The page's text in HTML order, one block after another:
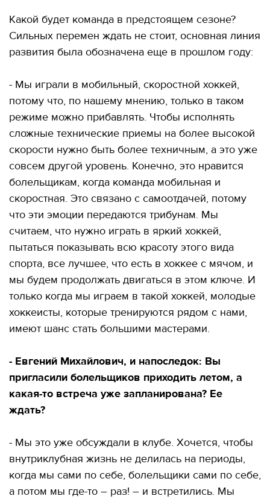
Какой будет команда в предстоящем сезоне?
Сильных перемен ждать не стоит, основная линия
развития была обозначена еще в прошлом году:
- Мы играли в мобильный, скоростной хоккей,
потому что, по нашему мнению, только в таком
режиме можно прибавлять. Чтобы исполнять
сложные технические приемы на более высокой
скорости нужно быть более техничным, а это уже
совсем другой уровень. Конечно, это нравится
болельщикам, когда команда мобильная и
скоростная. Это связано с самоотдачей, потому
что эти эмоции передаются трибунам. Мы
считаем, что нужно играть в яркий хоккей,
пытаться показывать всю красоту этого вида
спорта, все лучшее, что есть в хоккее с мячом, и
мы будем продолжать двигаться в этом ключе. И
только когда мы играем в такой хоккей, молодые
хоккеисты, которые тренируются рядом с нами,
имеют шанс стать большими мастерами.
- Евгений Михайлович, и напоследок: Вы
пригласили болельщиков приходить летом, а
какая-то встреча уже запланирована? Ее
ждать?
- Мы это уже обсуждали в клубе. Хочется, чтобы
внутриклубная жизнь не делилась на периоды,
когда мы сами по себе, болельщики сами по себе,
а потом мы где-то – раз! – и встретились. Мы